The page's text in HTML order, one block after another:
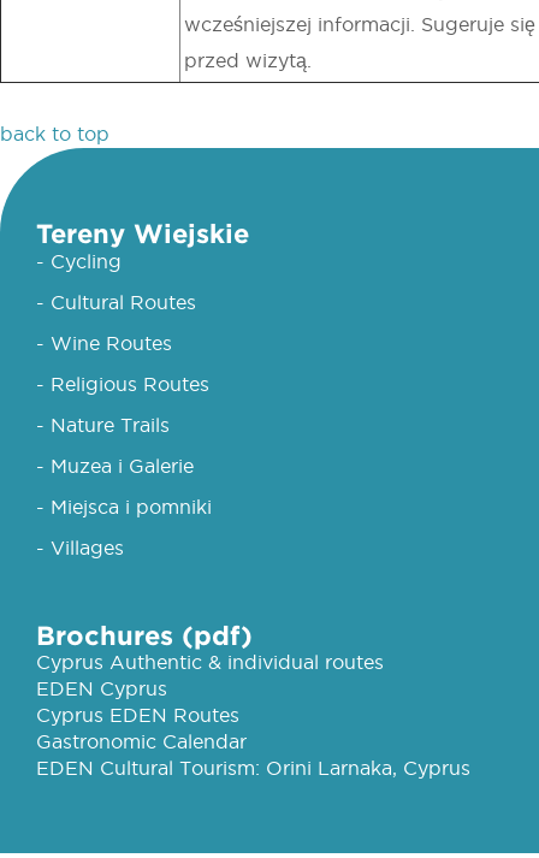
wcześniejszej informacji. Sugeruje
przed wizytą.
back to top
Tereny Wiejskie
- Cycling
- Cultural Routes
- Wine Routes
- Religious Routes
- Nature Trails
- Muzea i Galerie
- Miejsca i pomniki
- Villages
Brochures (pdf)
Cyprus Authentic & individual routes
EDEN Cyprus
Cyprus EDEN Routes
Gastronomic Calendar
EDEN Cultural Tourism: Orini Larnaka, Cyprus